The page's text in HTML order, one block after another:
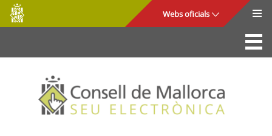
Salta al contingut principal
Consell
de
Mallorca
Webs oficials
La Seu
Consell de Mallorca
Accés i seguretat